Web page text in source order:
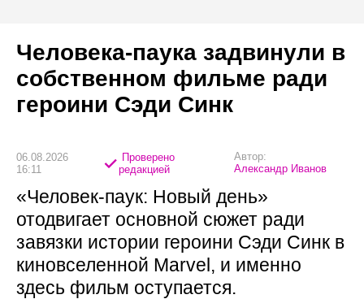
Человека-паука задвинули в
собственном фильме ради
героини Сэди Синк
06.08.2026
16:11
Проверено
редакцией
Автор:
Александр Иванов
«Человек-паук: Новый день»
отодвигает основной сюжет ради
завязки истории героини Сэди Синк в
киновселенной Marvel, и именно
здесь фильм оступается.